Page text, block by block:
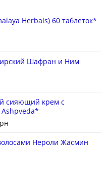
Herbals) 60 таблеток*
Шафран и Ним
сияющий крем с
Ashpveda*
Нероли Жасмин